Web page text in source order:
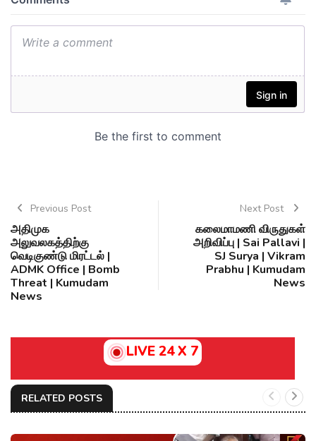
Previous Post
அதிமுக
அலுவலகத்திற்கு
வெடிகுண்டு மிரட்டல் |
ADMK Office | Bomb
Threat | Kumudam
News
Next Post
கலைமாமணி விருதுகள்
அறிவிப்பு | Sai Pallavi |
SJ Surya | Vikram
Prabhu | Kumudam
News
LIVE 24 X 7
RELATED POSTS